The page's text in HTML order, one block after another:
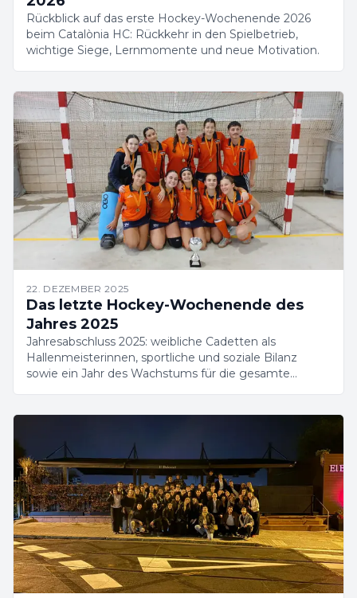
Rückblick auf das erste Hockey-Wochenende 2026
beim Catalònia HC: Rückkehr in den Spielbetrieb,
wichtige Siege, Lernmomente und neue Motivation.
22. DEZEMBER 2025
Das letzte Hockey-Wochenende des
Jahres 2025
Jahresabschluss 2025: weibliche Cadetten als
Hallenmeisterinnen, sportliche und soziale Bilanz
sowie ein Jahr des Wachstums für die gesamte